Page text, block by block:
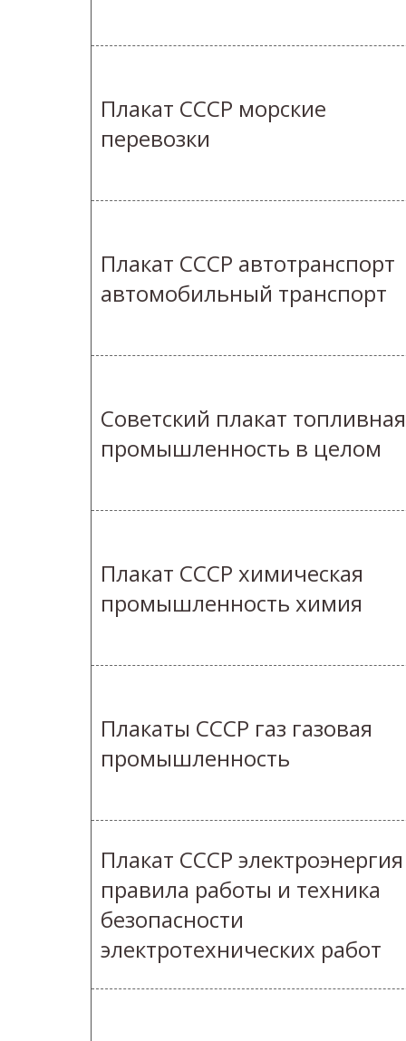
Плакат СССР морские
перевозки
Плакат СССР автотранспорт
автомобильный транспорт
Советский плакат топливная
промышленность в целом
Плакат СССР химическая
промышленность химия
Плакаты СССР газ газовая
промышленность
Плакат СССР электроэнергия
правила работы и техника
безопасности
электротехнических работ